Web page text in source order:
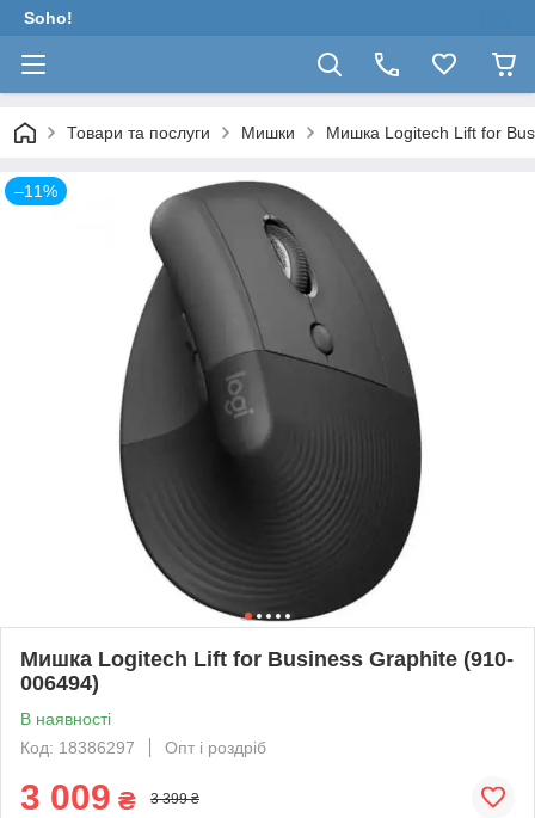
Soho!
Товари та послуги Мишки Мишка Logitech Lift for
–11%
Мишка Logitech Lift for Business Graphite (910-
006494)
В наявності
Код: 18386297
Опт і роздріб
3 009 ₴ 3 399 ₴